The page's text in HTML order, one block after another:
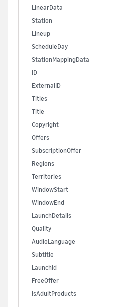
LinearData
Station
Lineup
ScheduleDay
StationMappingData
ID
ExternalID
Titles
Title
Copyright
Offers
SubscriptionOffer
Regions
Territories
WindowStart
WindowEnd
LaunchDetails
Quality
AudioLanguage
Subtitle
LaunchId
FreeOffer
IsAdultProducts